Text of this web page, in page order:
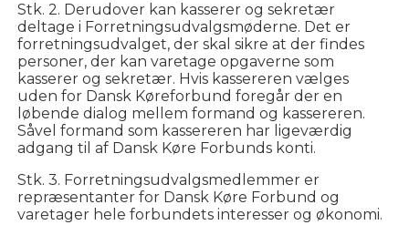
Stk. 2. Derudover kan kasserer og sekretær
deltage i Forretningsudvalgsmøderne. Det er
forretningsudvalget, der skal sikre at der findes
personer, der kan varetage opgaverne som
kasserer og sekretær. Hvis kassereren vælges
uden for Dansk Køreforbund foregår der en
løbende dialog mellem formand og kassereren.
Såvel formand som kassereren har ligeværdig
adgang til af Dansk Køre Forbunds konti.
Stk. 3. Forretningsudvalgsmedlemmer er
repræsentanter for Dansk Køre Forbund og
varetager hele forbundets interesser og økonomi.